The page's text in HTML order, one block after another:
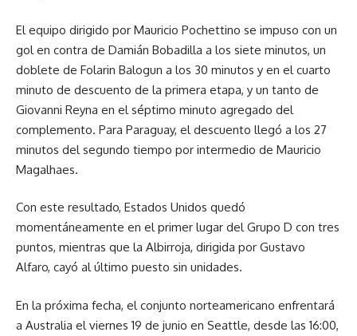
El equipo dirigido por Mauricio Pochettino se impuso con un
gol en contra de Damián Bobadilla a los siete minutos, un
doblete de Folarin Balogun a los 30 minutos y en el cuarto
minuto de descuento de la primera etapa, y un tanto de
Giovanni Reyna en el séptimo minuto agregado del
complemento. Para Paraguay, el descuento llegó a los 27
minutos del segundo tiempo por intermedio de Mauricio
Magalhaes.
Con este resultado, Estados Unidos quedó
momentáneamente en el primer lugar del Grupo D con tres
puntos, mientras que la Albirroja, dirigida por Gustavo
Alfaro, cayó al último puesto sin unidades.
En la próxima fecha, el conjunto norteamericano enfrentará
a Australia el viernes 19 de junio en Seattle, desde las 16:00,